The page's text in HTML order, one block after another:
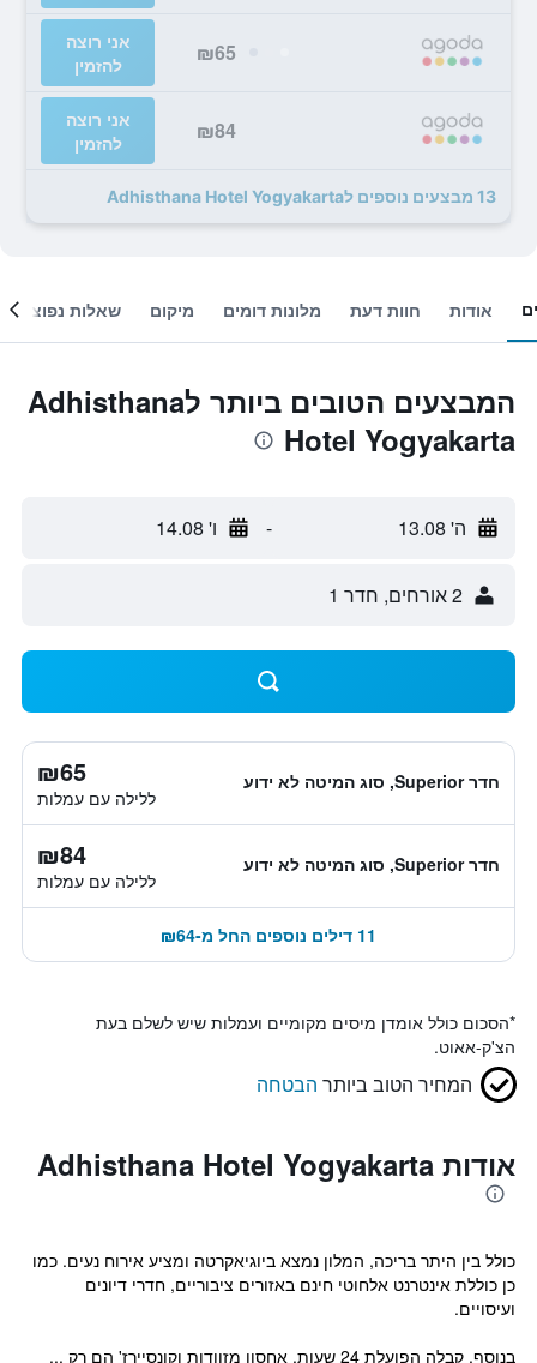
₪65
אני רוצה
להזמין
₪84
אני רוצה
להזמין
13 מבצעים נוספים לAdhisthana Hotel Yogyakarta
אודות חוות דעת מלונות דומים מיקום שאלות נפוצות
המבצעים הטובים ביותר לAdhisthana
Hotel Yogyakarta
ה' 13.08 - ו' 14.08
2 אורחים, חדר 1
חדר Superior, סוג המיטה לא ידוע ₪65
ללילה עם עמלות
חדר Superior, סוג המיטה לא ידוע ₪84
ללילה עם עמלות
11 דילים נוספים החל מ-₪64
*הסכום כולל אומדן מיסים מקומיים ועמלות שיש לשלם בעת
הצ'ק-אאוט.
המחיר הטוב ביותר הבטחה
אודות Adhisthana Hotel Yogyakarta
כולל בין היתר בריכה, המלון נמצא ביוגיאקרטה ומציע אירוח נעים. כמו
כן כוללת אינטרנט אלחוטי חינם באזורים ציבוריים, חדרי דיונים
ועיסויים.
בנוסף, קבלה הפועלת 24 שעות, אחסון מזוודות וקונסיירז' הם רק ...